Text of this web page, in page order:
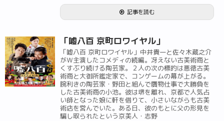
記事を読む
「嘘八百 京町ロワイヤル」
「嘘八百 京町ロワイヤル」中井貴一と佐々木蔵之介
がＷ主演したコメディの続編。冴えない古美術商と
くすぶり続ける陶芸家。２人の次の標的は悪徳古美
術商と大御所鑑定家で、コンゲームの幕が上がる。
腕利きの陶芸家・野田と組んで贋物仕事で大勝負を
した古美術商の小池。彼は堺を離れ、京都で人気占
い師となった娘に軒を借りて、小さいながらも古美
術店を営んでいた。ある日、彼のもとに父の形見を
騙し取られたという京美人・志野